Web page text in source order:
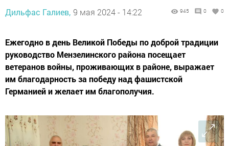
Дильфас Галиев, 9 мая 2024 - 14:22 945 0 0
Ежегодно в день Великой Победы по доброй традиции
руководство Мензелинского района посещает
ветеранов войны, проживающих в районе, выражает
им благодарность за победу над фашистской
Германией и желает им благополучия.